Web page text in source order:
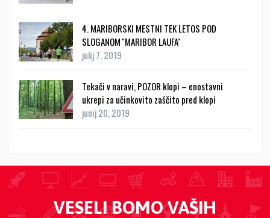
4. MARIBORSKI MESTNI TEK LETOS POD
SLOGANOM ''MARIBOR LAUFA''
julij 7, 2019
Tekači v naravi, POZOR klopi – enostavni
ukrepi za učinkovito zaščito pred klopi
junij 20, 2019
VESELI BOMO VAŠIH